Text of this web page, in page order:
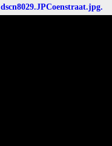
dscn8029.JPCoenstraat.jpg.